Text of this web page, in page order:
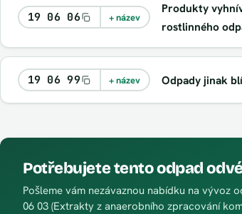
19 06 06 + název
Produkty
rostlinného
19 06 99 + název Odpady jinak
Potřebujete tento odpad
Pošleme vám nezávaznou nabídku na vývoz
06 03 (Extrakty z anaerobního zpracování